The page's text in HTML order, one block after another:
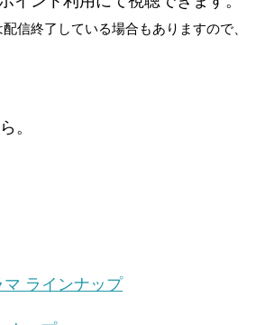
信終了している場合もありますので、
。
ラインナップ